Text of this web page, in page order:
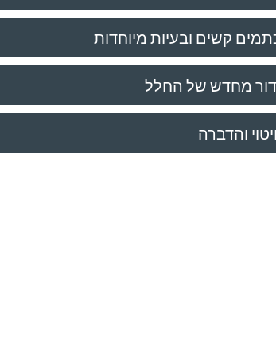
קשים ובעיות מיוחדות
מחדש של החלל
והדברה